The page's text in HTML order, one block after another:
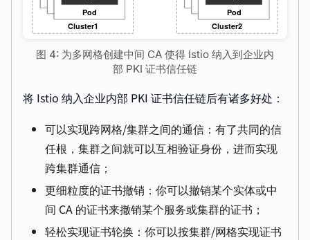
图 4: 为多网格创建中间 CA 使得 Istio 纳入到企业内
部 PKI 证书信任链
将 Istio 纳入企业内部 PKI 证书信任链后有诸多好处：
可以实现跨网格/集群之间的通信：有了共同的信
任根，集群之间就可以互相验证身份，进而实现
跨集群通信；
更细粒度的证书撤销：你可以撤销某个实体或中
间 CA 的证书来撤销某个服务或集群的证书；
轻松实现证书轮换：你可以按集群/网格实现证书